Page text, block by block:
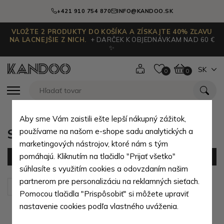
+421 910 754 870 INFO@KANDOO.SK
VLOŽTE 2 PRODUKTY DO KOŠÍKA A ZÍSKAJTE 40% ZĽAVU
NA LACNEJŠIE Z NICH.
+ DARČEK K OBJEDNÁVKAM NAD 60 €
✨
0 0 SK
Sady kufrov
Filter (25 produktov)
Zoradiť podľa: Predvolené
Aby sme Vám zaistili ešte lepší nákupný zážitok,
používame na našom e-shope sadu analytických a
marketingových nástrojov, ktoré nám s tým
pomáhajú. Kliknutím na tlačidlo "Prijať všetko"
súhlasíte s využitím cookies a odovzdaním našim
partnerom pre personalizáciu na reklamných sieťach.
Pomocou tlačidla "Prispôsobiť" si môžete upraviť
nastavenie cookies podľa vlastného uváženia.